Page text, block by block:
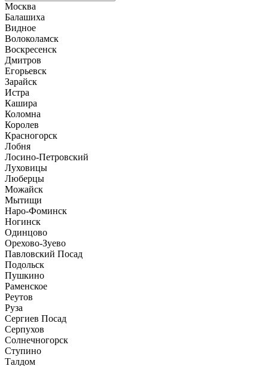
Москва
Балашиха
Видное
Волоколамск
Воскресенск
Дмитров
Егорьевск
Зарайск
Истра
Кашира
Коломна
Королев
Красногорск
Лобня
Лосино-Петровский
Луховицы
Люберцы
Можайск
Мытищи
Наро-Фоминск
Ногинск
Одинцово
Орехово-Зуево
Павловский Посад
Подольск
Пушкино
Раменское
Реутов
Руза
Сергиев Посад
Серпухов
Солнечногорск
Ступино
Талдом